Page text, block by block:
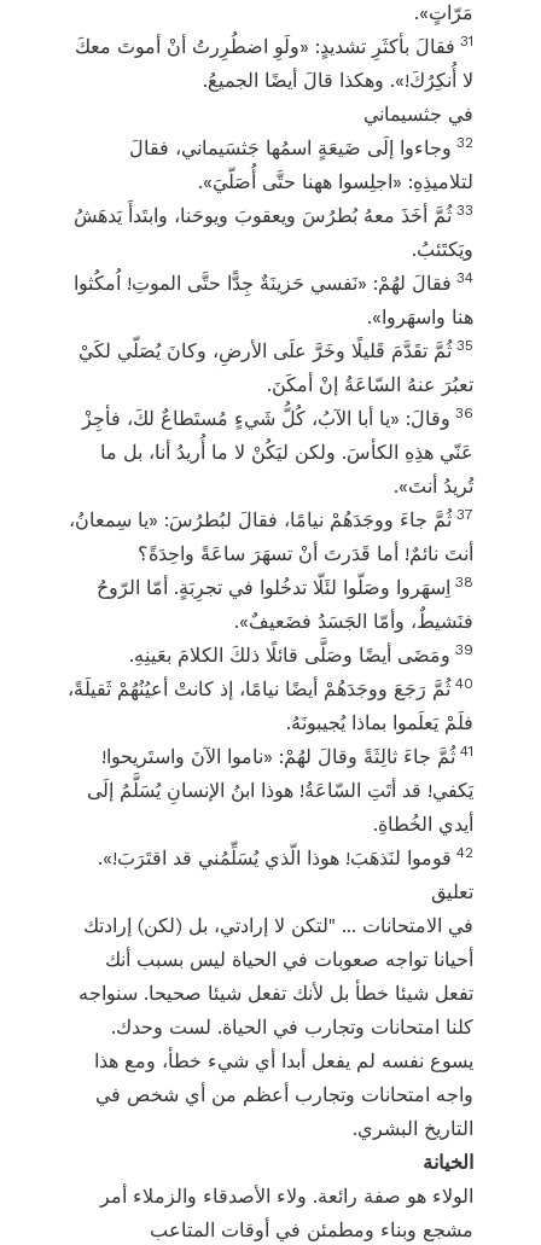
مَرّاتٍ».
31 فقالَ بأكثَرِ تشديدٍ: «ولَوِ اضطُرِرتُ أنْ أموتَ معكَ
لا أُنكِرُكَ!». وهكذا قالَ أيضًا الجميعُ.
في جثسيماني
32 وجاءوا إلَى ضَيعَةٍ اسمُها جَثسَيماني، فقالَ
لتلاميذِهِ: «اجلِسوا ههنا حتَّى أُصَلّيَ».
33 ثُمَّ أخَذَ معهُ بُطرُسَ ويعقوبَ ويوحَنا، وابتَدأَ يَدهَشُ
ويَكتَئبُ.
34 فقالَ لهُمْ: «نَفسي حَزينَةٌ جِدًّا حتَّى الموتِ! اُمكُثوا
هنا واسهَروا».
35 ثُمَّ تقَدَّمَ قَليلًا وخَرَّ علَى الأرضِ، وكانَ يُصَلّي لكَيْ
تعبُرَ عنهُ السّاعَةُ إنْ أمكَنَ.
36 وقالَ: «يا أبا الآبُ، كُلُّ شَيءٍ مُستَطاعٌ لكَ، فأجِزْ
عَنّي هذِهِ الكأسَ. ولكن ليَكُنْ لا ما أُريدُ أنا، بل ما
تُريدُ أنتَ».
37 ثُمَّ جاءَ ووجَدَهُمْ نيامًا، فقالَ لبُطرُسَ: «يا سِمعانُ،
أنتَ نائمٌ! أما قَدَرتَ أنْ تسهَرَ ساعَةً واحِدَةً؟
38 اِسهَروا وصَلّوا لئَلّا تدخُلوا في تجرِبَةٍ. أمّا الرّوحُ
فنَشيطٌ، وأمّا الجَسَدُ فضَعيفٌ».
39 ومَضَى أيضًا وصَلَّى قائلًا ذلكَ الكلامَ بعَينِهِ.
40 ثُمَّ رَجَعَ ووجَدَهُمْ أيضًا نيامًا، إذ كانتْ أعيُنُهُمْ ثَقيلَةً،
فلَمْ يَعلَموا بماذا يُجيبونَهُ.
41 ثُمَّ جاءَ ثالِثَةً وقالَ لهُمْ: «ناموا الآنَ واستَريحوا!
يَكفي! قد أتَتِ السّاعَةُ! هوذا ابنُ الإنسانِ يُسَلَّمُ إلَى
أيدي الخُطاةِ.
42 قوموا لنَذهَبَ! هوذا الّذي يُسَلِّمُني قد اقتَرَبَ!».
تعليق
في الامتحانات ... "لتكن لا إرادتي، بل (لكن) إرادتك
أحيانا تواجه صعوبات في الحياة ليس بسبب أنك
تفعل شيئا خطأ بل لأنك تفعل شيئا صحيحا. سنواجه
كلنا امتحانات وتجارب في الحياة. لست وحدك.
يسوع نفسه لم يفعل أبدا أي شيء خطأ، ومع هذا
واجه امتحانات وتجارب أعظم من أي شخص في
التاريخ البشري.
الخيانة
الولاء هو صفة رائعة. ولاء الأصدقاء والزملاء أمر
مشجع وبناء ومطمئن في أوقات المتاعب